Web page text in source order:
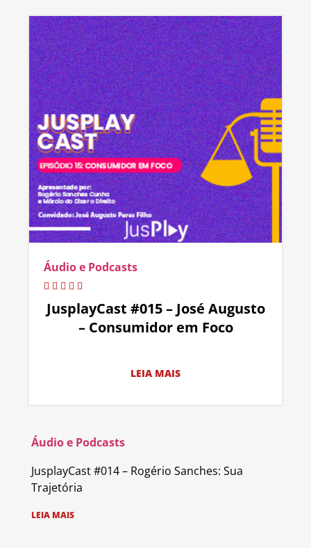
Áudio e Podcasts
JusplayCast #015 – José Augusto
– Consumidor em Foco
LEIA MAIS
Áudio e Podcasts
JusplayCast #014 – Rogério Sanches: Sua
Trajetória
LEIA MAIS